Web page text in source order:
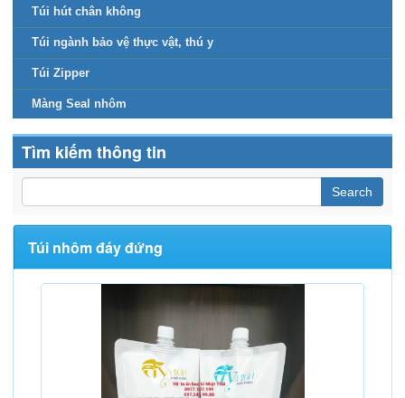
Túi hút chân không
Túi ngành bảo vệ thực vật, thú y
Túi Zipper
Màng Seal nhôm
Tìm kiếm thông tin
Túi nhôm đáy đứng